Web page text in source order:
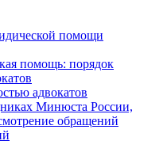
помощи
помощь: порядок
адвокатов
Минюста России,
обращений